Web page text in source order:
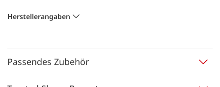
Herstellerangaben
Passendes Zubehör